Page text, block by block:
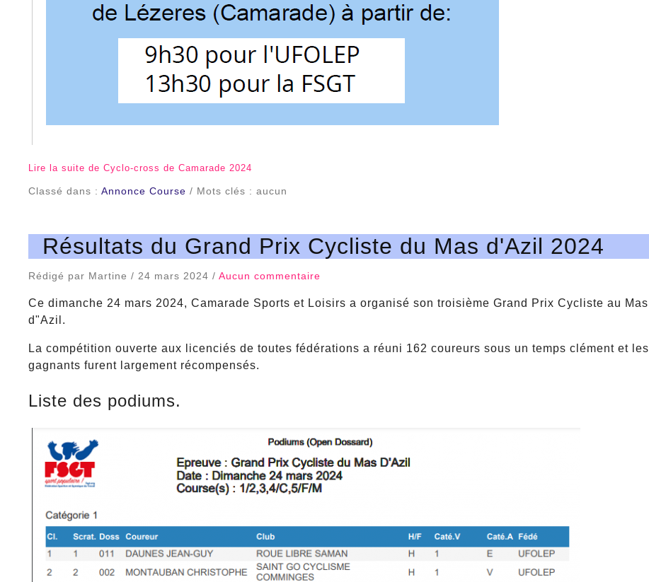
Lire la suite de Cyclo-cross de Camarade 2024
Classé dans : Annonce Course / Mots clés : aucun
Résultats du Grand Prix Cycliste du Mas d'Azil 2024
Rédigé par Martine / 24 mars 2024 / Aucun commentaire
Ce dimanche 24 mars 2024, Camarade Sports et Loisirs a organisé son troisième Grand Prix Cycliste au Mas
d"Azil.
La compétition ouverte aux licenciés de toutes fédérations a réuni 162 coureurs sous un temps clément et les
gagnants furent largement récompensés.
Liste des podiums.